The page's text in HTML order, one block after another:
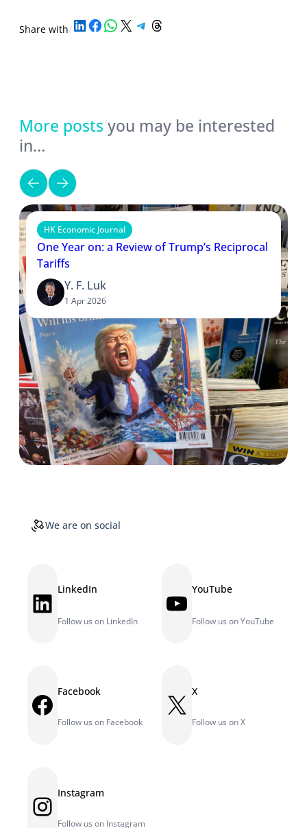
Share with/Share on LinkedIn Share on Facebook Share on WhatsApp Share on X Share on Telegram Share on Threads
More posts you may be interested
in…
HK Economic Journal
One Year on: a Review of Trump’s Reciprocal
Tariffs
Y. F. Luk
1 Apr 2026
We are on social
LinkedIn LinkedIn
Follow us on LinkedIn
YouTube YouTube
Follow us on YouTube
Facebook Facebook
Follow us on Facebook
X X
Follow us on X
Instagram Instagram
Follow us on Instagram